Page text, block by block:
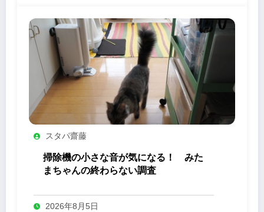
スタパ齋藤
掃除機の小さな音が気になる！ みた
まちゃんの終わらない調査
2026年8月5日